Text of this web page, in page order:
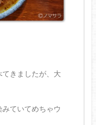
きましたが、大
ていてめちゃウ